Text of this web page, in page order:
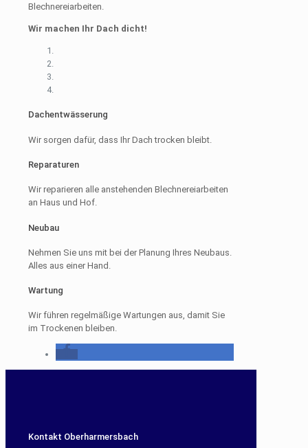
Blechnereiarbeiten.
Wir machen Ihr Dach dicht!
Dachentwässerung
Wir sorgen dafür, dass Ihr Dach trocken bleibt.
Reparaturen
Wir reparieren alle anstehenden Blechnereiarbeiten
an Haus und Hof.
Neubau
Nehmen Sie uns mit bei der Planung Ihres Neubaus.
Alles aus einer Hand.
Wartung
Wir führen regelmäßige Wartungen aus, damit Sie
im Trockenen bleiben.
Kontakt Oberharmersbach